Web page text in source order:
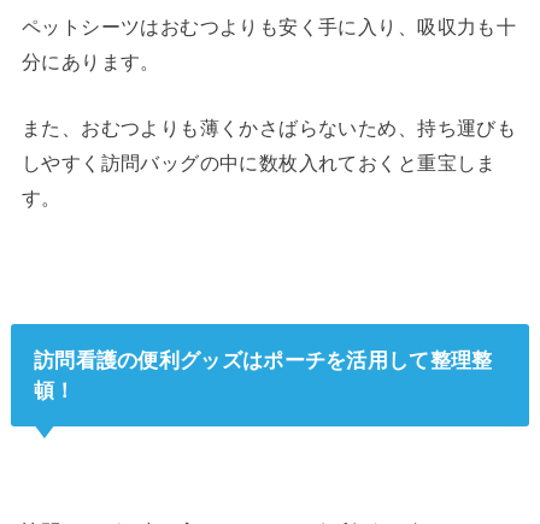
ペットシーツはおむつよりも安く手に入り、吸収力も十
分にあります。
また、おむつよりも薄くかさばらないため、持ち運びも
しやすく訪問バッグの中に数枚入れておくと重宝しま
す。
訪問看護の便利グッズはポーチを活用して整理整
頓！